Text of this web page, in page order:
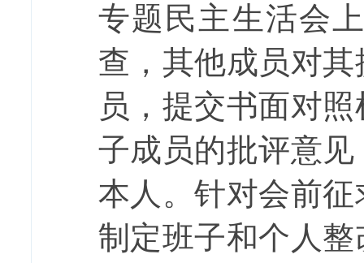
专题民主生活会
查，其他成员对
员，提交书面对
子成员的批评意
本人。针对会前
制定班子和个人